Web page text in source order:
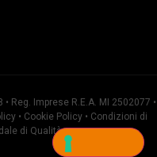
Reg. Imprese R.E.A. MI 2502077 •
• Cookie Policy• Condizioni di
di Qualità